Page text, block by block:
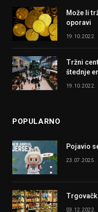
Može li
oporavi
19.10.2022.
Tržni
štednje
19.10.2022.
POPULARNO
Pojavio
23.07.2025.
03.12.2022.